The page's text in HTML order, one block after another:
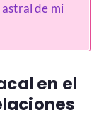
de mi
en el